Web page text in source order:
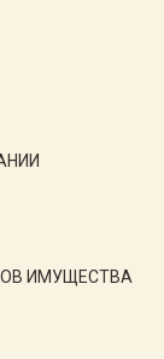
ИМУЩЕСТВА